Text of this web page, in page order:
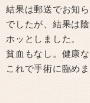
結果は郵送でお知
でしたが、結果は陰
ホッとしました。
貧血もなし。健康
これで手術に臨めま